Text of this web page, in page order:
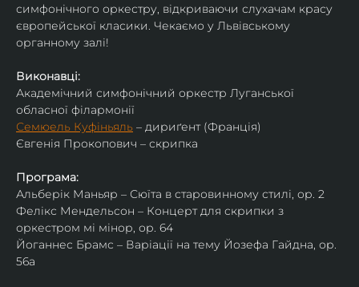
симфонічного оркестру, відкриваючи слухачам красу
європейської класики. Чекаємо у Львівському
органному залі!
Виконавці:
Академічний симфонічний оркестр Луганської
обласної філармонії
Семюель Куфіньяль – дириґент (Франція)
Євгенія Прокопович – скрипка
Програма:
Альберік Маньяр – Сюїта в старовинному стилі, ор. 2
Фелікс Мендельсон – Концерт для скрипки з
оркестром мі мінор, ор. 64
Йоганнес Брамс – Варіації на тему Йозефа Гайдна, ор.
56a